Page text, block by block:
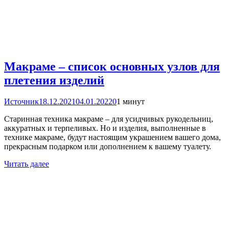
Макраме – список основных узлов для
плетения изделий
Источник18.12.202104.01.202201 минут
Старинная техника макраме – для усидчивых рукодельниц,
аккуратных и терпеливых. Но и изделия, выполненные в
технике макраме, будут настоящим украшением вашего дома,
прекрасным подарком или дополнением к вашему туалету.
Читать далее